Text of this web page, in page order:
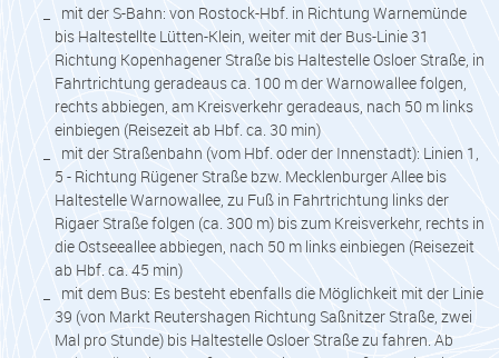
mit der S-Bahn: von Rostock-Hbf. in Richtung Warnemünde
bis Haltestellte Lütten-Klein, weiter mit der Bus-Linie 31
Richtung Kopenhagener Straße bis Haltestelle Osloer Straße, in
Fahrtrichtung geradeaus ca. 100 m der Warnowallee folgen,
rechts abbiegen, am Kreisverkehr geradeaus, nach 50 m links
einbiegen (Reisezeit ab Hbf. ca. 30 min)
mit der Straßenbahn (vom Hbf. oder der Innenstadt): Linien 1,
5 - Richtung Rügener Straße bzw. Mecklenburger Allee bis
Haltestelle Warnowallee, zu Fuß in Fahrtrichtung links der
Rigaer Straße folgen (ca. 300 m) bis zum Kreisverkehr, rechts in
die Ostseeallee abbiegen, nach 50 m links einbiegen (Reisezeit
ab Hbf. ca. 45 min)
mit dem Bus: Es besteht ebenfalls die Möglichkeit mit der Linie
39 (von Markt Reutershagen Richtung Saßnitzer Straße, zwei
Mal pro Stunde) bis Haltestelle Osloer Straße zu fahren. Ab